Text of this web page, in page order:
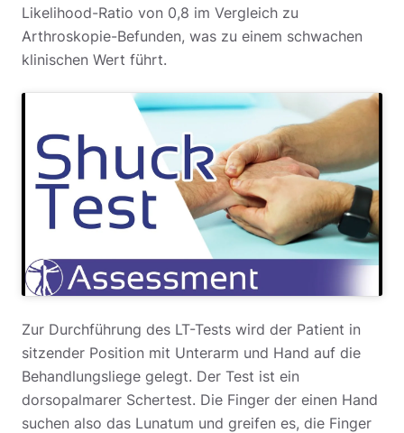
Likelihood-Ratio von 0,8 im Vergleich zu
Arthroskopie-Befunden, was zu einem schwachen
klinischen Wert führt.
Zur Durchführung des LT-Tests wird der Patient in
sitzender Position mit Unterarm und Hand auf die
Behandlungsliege gelegt. Der Test ist ein
dorsopalmarer Schertest. Die Finger der einen Hand
suchen also das Lunatum und greifen es, die Finger